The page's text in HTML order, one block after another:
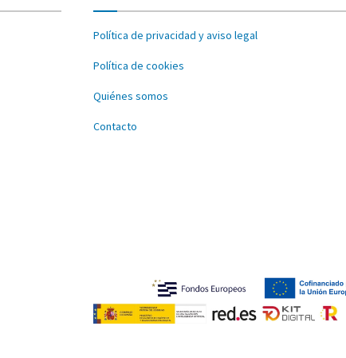
Política de privacidad y aviso legal
Política de cookies
Quiénes somos
Contacto